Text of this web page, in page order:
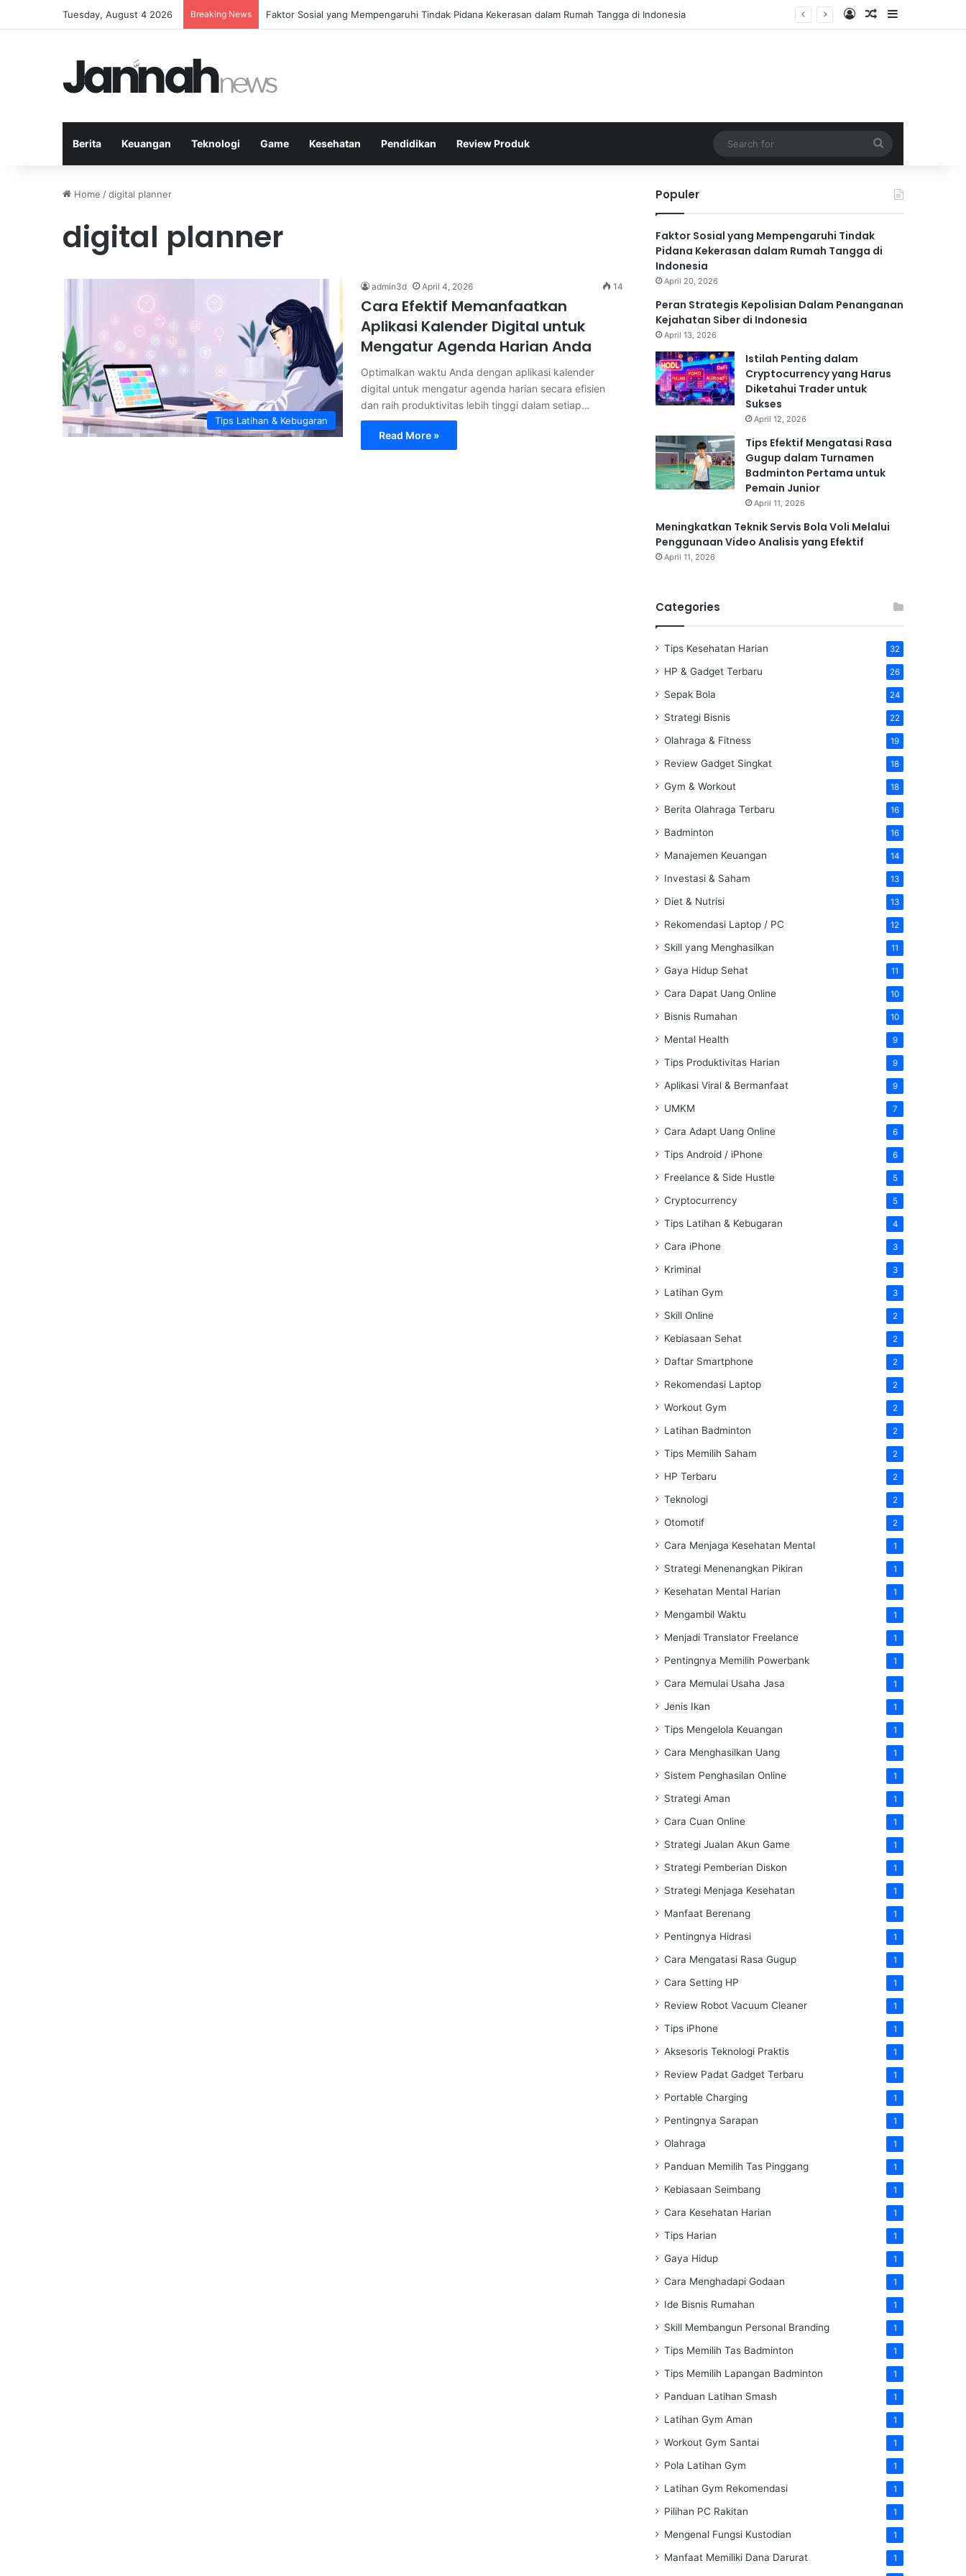
Tuesday, August 4 2026 Breaking News Peran Strategis Kepolisian Dalam Penanganan Kejahatan Siber di Indonesia Log InRandom Article
Sidebar
Berita Keuangan Teknologi Game Kesehatan Pendidikan Review Produk
for
Home /digital planner
digital planner
Tips Latihan & Kebugaran
admin3d April 4, 2026 14
Cara Efektif Memanfaatkan
Aplikasi Kalender Digital untuk
Mengatur Agenda Harian Anda
Optimalkan waktu Anda dengan aplikasi kalender
digital untuk mengatur agenda harian secara efisien
dan raih produktivitas lebih tinggi dalam setiap…
Read More »
Populer
Faktor Sosial yang Mempengaruhi Tindak
Pidana Kekerasan dalam Rumah Tangga di
Indonesia
April 20, 2026
Peran Strategis Kepolisian Dalam Penanganan
Kejahatan Siber di Indonesia
April 13, 2026
Istilah Penting dalam
Cryptocurrency yang Harus
Diketahui Trader untuk
Sukses
April 12, 2026
Tips Efektif Mengatasi Rasa
Gugup dalam Turnamen
Badminton Pertama untuk
Pemain Junior
April 11, 2026
Meningkatkan Teknik Servis Bola Voli Melalui
Penggunaan Video Analisis yang Efektif
April 11, 2026
Categories
Tips Kesehatan Harian 32
HP & Gadget Terbaru 26
Sepak Bola 24
Strategi Bisnis 22
Olahraga & Fitness 19
Review Gadget Singkat 18
Gym & Workout 18
Berita Olahraga Terbaru 16
Badminton 16
Manajemen Keuangan 14
Investasi & Saham 13
Diet & Nutrisi 13
Rekomendasi Laptop / PC 12
Skill yang Menghasilkan 11
Gaya Hidup Sehat 11
Cara Dapat Uang Online 10
Bisnis Rumahan 10
Mental Health 9
Tips Produktivitas Harian 9
Aplikasi Viral & Bermanfaat 9
UMKM 7
Cara Adapt Uang Online 6
Tips Android / iPhone 6
Freelance & Side Hustle 5
Cryptocurrency 5
Tips Latihan & Kebugaran 4
Cara iPhone 3
Kriminal 3
Latihan Gym 3
Skill Online 2
Kebiasaan Sehat 2
Daftar Smartphone 2
Rekomendasi Laptop 2
Workout Gym 2
Latihan Badminton 2
Tips Memilih Saham 2
HP Terbaru 2
Teknologi 2
Otomotif 2
Cara Menjaga Kesehatan Mental 1
Strategi Menenangkan Pikiran 1
Kesehatan Mental Harian 1
Mengambil Waktu 1
Menjadi Translator Freelance 1
Pentingnya Memilih Powerbank 1
Cara Memulai Usaha Jasa 1
Jenis Ikan 1
Tips Mengelola Keuangan 1
Cara Menghasilkan Uang 1
Sistem Penghasilan Online 1
Strategi Aman 1
Cara Cuan Online 1
Strategi Jualan Akun Game 1
Strategi Pemberian Diskon 1
Strategi Menjaga Kesehatan 1
Manfaat Berenang 1
Pentingnya Hidrasi 1
Cara Mengatasi Rasa Gugup 1
Cara Setting HP 1
Review Robot Vacuum Cleaner 1
Tips iPhone 1
Aksesoris Teknologi Praktis 1
Review Padat Gadget Terbaru 1
Portable Charging 1
Pentingnya Sarapan 1
Olahraga 1
Panduan Memilih Tas Pinggang 1
Kebiasaan Seimbang 1
Cara Kesehatan Harian 1
Tips Harian 1
Gaya Hidup 1
Cara Menghadapi Godaan 1
Ide Bisnis Rumahan 1
Skill Membangun Personal Branding 1
Tips Memilih Tas Badminton 1
Tips Memilih Lapangan Badminton 1
Panduan Latihan Smash 1
Latihan Gym Aman 1
Workout Gym Santai 1
Pola Latihan Gym 1
Latihan Gym Rekomendasi 1
Pilihan PC Rakitan 1
Mengenal Fungsi Kustodian 1
Manfaat Memiliki Dana Darurat 1